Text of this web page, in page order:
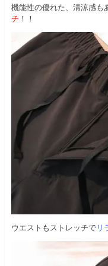
機能性の優れた、清涼感も
チ ！！
ウエストもストレッチでリ